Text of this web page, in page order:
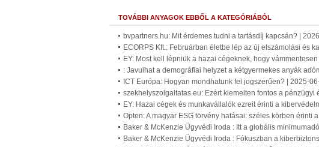
TOVÁBBI ANYAGOK EBBŐL A KATEGÓRIÁBÓL
bvpartners.hu: Mit érdemes tudni a tartásdíj kapcsán? |
ECORPS Kft.: Februárban életbe lép az új elszámolási és
EY: Most kell lépniük a hazai cégeknek, hogy
: Javulhat a demográfiai helyzet a kétgyermekes anyák
ICT Európa: Hogyan mondhatunk fel jogszerűen? | 2025-
szekhelyszolgaltatas.eu: Ezért kiemelten fontos a
EY: Hazai cégek és munkavállalók ezreit érinti a
Opten: A magyar ESG törvény hatásai: széles körben érinti
Baker & McKenzie Ügyvédi Iroda : Itt a globális
Baker & McKenzie Ügyvédi Iroda : Fókuszban a